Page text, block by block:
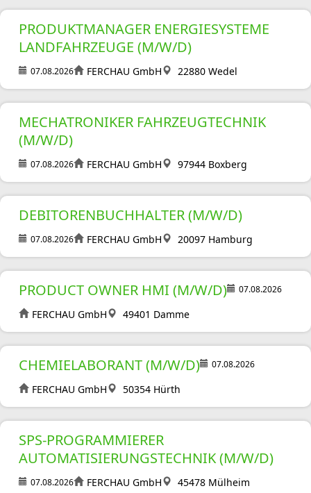
PRODUKTMANAGER ENERGIESYSTEME
LANDFAHRZEUGE (M/W/D)
07.08.2026 FERCHAU GmbH 22880 Wedel
MECHATRONIKER FAHRZEUGTECHNIK
(M/W/D)
07.08.2026 FERCHAU GmbH 97944 Boxberg
DEBITORENBUCHHALTER (M/W/D)
07.08.2026 FERCHAU GmbH 20097 Hamburg
PRODUCT OWNER HMI (M/W/D) 07.08.2026
FERCHAU GmbH 49401 Damme
CHEMIELABORANT (M/W/D) 07.08.2026
FERCHAU GmbH 50354 Hürth
SPS-PROGRAMMIERER
AUTOMATISIERUNGSTECHNIK (M/W/D)
07.08.2026 FERCHAU GmbH 45478 Mülheim